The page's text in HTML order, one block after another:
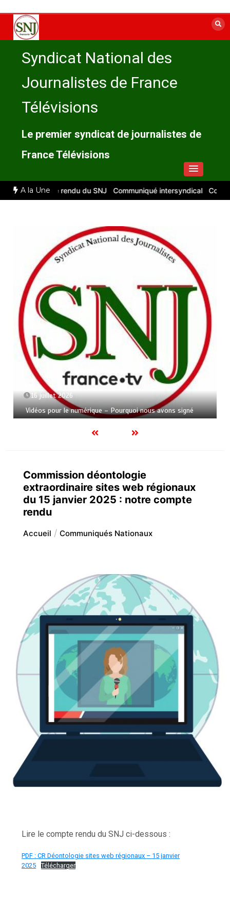
contenu
Syndicat National des
Journalistes de France
Télévisions
Le premier syndicat de journalistes de
France Télévisions
A la Une
: compte rendu du SNJ Communiqué intersyndical Compte-
16 juillet 2026
Vidéos pour le numérique – Pourquoi nous avons signé
Commission déontologie
extraordinaire sites web régionaux
du 15 janvier 2025 : notre compte
rendu
Accueil Communiqués Nationaux
Lire le compte rendu du SNJ ci-dessous :
PDF : CR Déontologie sites web régionaux – 15 janvier
2025
Télécharger